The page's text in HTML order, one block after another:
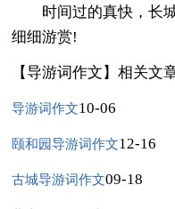
时间过的真快，长城
细细游赏!
【导游词作文】相关文
导游词作文10-06
颐和园导游词作文12-16
古城导游词作文09-18